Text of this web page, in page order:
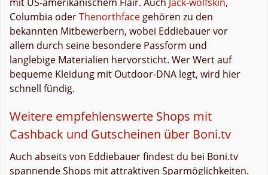
Columbia oderThenorthface gehören zu den
bekannten Mitbewerbern, wobei Eddiebauer vor
allem durch seine besondere Passform und
langlebige Materialien hervorsticht. Wer Wert auf
bequeme Kleidung mit Outdoor-DNA legt, wird hier
schnell fündig.
Weitere empfehlenswerte Shops mit
Cashback und Gutscheinen über Boni.tv
Auch abseits von Eddiebauer findest du bei Boni.tv
spannende Shops mit attraktiven Sparmöglichkeiten.